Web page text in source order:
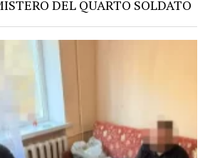
DEL QUARTO SOLDATO